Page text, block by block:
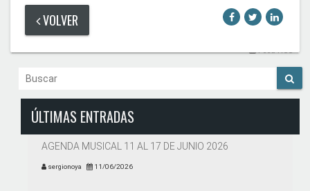
VOLVER
ÚLTIMAS ENTRADAS
AGENDA MUSICAL 11 AL 17 DE JUNIO 2026
sergionoya 11/06/2026